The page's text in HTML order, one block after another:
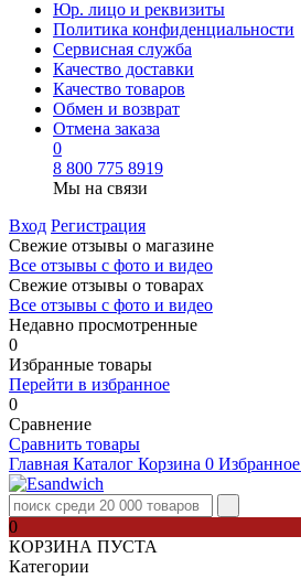
Юр. лицо и реквизиты
Политика конфиденциальности
Сервисная служба
Качество доставки
Качество товаров
Обмен и возврат
Отмена заказа
0
8 800 775 8919
Мы на связи
Вход Регистрация
Свежие отзывы о магазине
Все отзывы с фото и видео
Свежие отзывы о товарах
Все отзывы c фото и видео
Недавно просмотренные
0
Избранные товары
Перейти в избранное
0
Сравнение
Сравнить товары
Главная Каталог Корзина 0 Избранное
0
КОРЗИНА ПУСТА
Категории